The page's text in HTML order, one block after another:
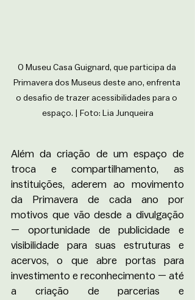
O Museu Casa Guignard, que participa da
Primavera dos Museus deste ano, enfrenta
o desafio de trazer acessibilidades para o
espaço. | Foto: Lia Junqueira
Além da criação de um espaço de
troca e compartilhamento, as
instituições, aderem ao movimento
da Primavera de cada ano por
motivos que vão desde a divulgação
— oportunidade de publicidade e
visibilidade para suas estruturas e
acervos, o que abre portas para
investimento e reconhecimento — até
a criação de parcerias e